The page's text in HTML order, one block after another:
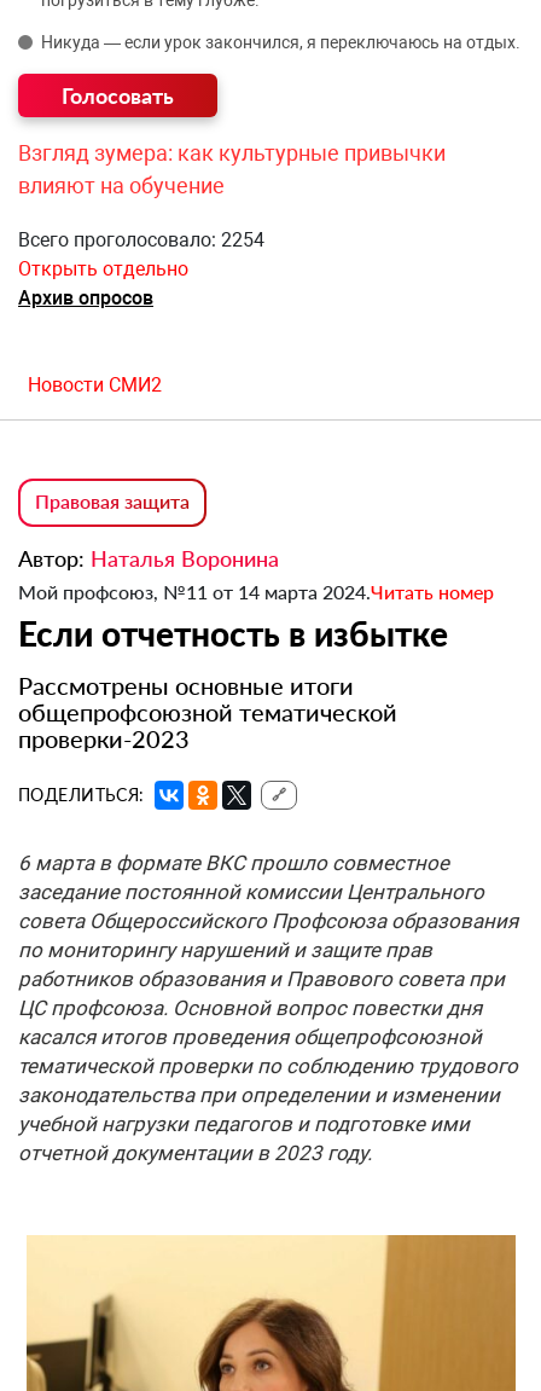
Никуда — если урок закончился, я переключаюсь на отдых.
Взгляд зумера: как культурные привычки
влияют на обучение
Всего проголосовало: 2254
Открыть отдельно
Архив опросов
Новости СМИ2
Правовая защита
Автор: Наталья Воронина
Мой профсоюз, №11 от 14 марта 2024.Читать номер
Если отчетность в избытке
Рассмотрены основные итоги
общепрофсоюзной тематической
проверки-2023
ПОДЕЛИТЬСЯ: 🔗
6 марта в формате ВКС прошло совместное
заседание постоянной комиссии Центрального
совета Общероссийского Профсоюза образования
по мониторингу нарушений и защите прав
работников образования и Правового совета при
ЦС профсоюза. Основной вопрос повестки дня
касался итогов проведения общепрофсоюзной
тематической проверки по соблюдению трудового
законодательства при определении и изменении
учебной нагрузки педагогов и подготовке ими
отчетной документации в 2023 году.